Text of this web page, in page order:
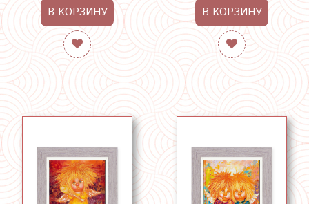
В КОРЗИНУ В КОРЗИНУ